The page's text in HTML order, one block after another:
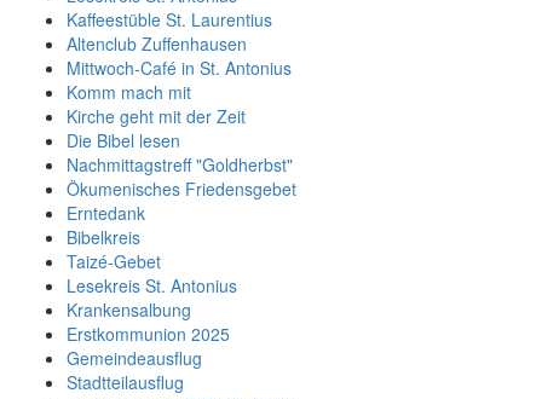
Kaffeestüble St. Laurentius
Altenclub Zuffenhausen
Mittwoch-Café in St. Antonius
Komm mach mit
Kirche geht mit der Zeit
Die Bibel lesen
Nachmittagstreff "Goldherbst"
Ökumenisches Friedensgebet
Erntedank
Bibelkreis
Taizé-Gebet
Lesekreis St. Antonius
Krankensalbung
Erstkommunion 2025
Gemeindeausflug
Stadtteilausflug